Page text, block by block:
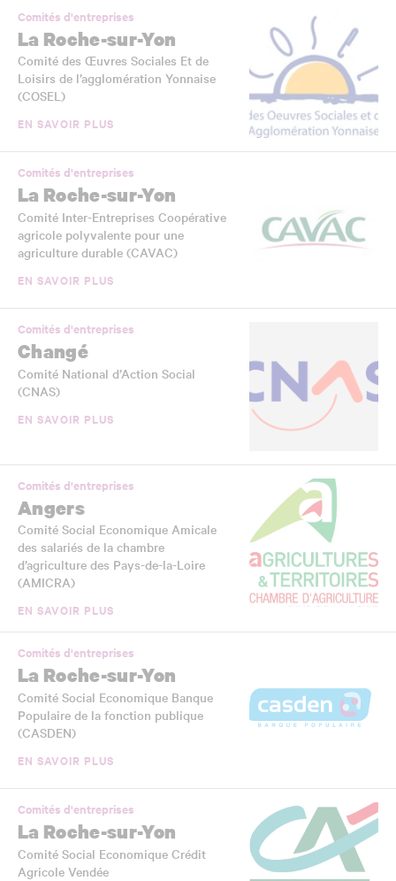
Comités d'entreprises
La Roche-sur-Yon
Comité des Œuvres Sociales Et de
Loisirs de l’agglomération Yonnaise
(COSEL)
EN SAVOIR PLUS
Comités d'entreprises
La Roche-sur-Yon
Comité Inter-Entreprises Coopérative
agricole polyvalente pour une
agriculture durable (CAVAC)
EN SAVOIR PLUS
Comités d'entreprises
Changé
Comité National d’Action Social
(CNAS)
EN SAVOIR PLUS
Comités d'entreprises
Angers
Comité Social Economique Amicale
des salariés de la chambre
d’agriculture des Pays-de-la-Loire
(AMICRA)
EN SAVOIR PLUS
Comités d'entreprises
La Roche-sur-Yon
Comité Social Economique Banque
Populaire de la fonction publique
(CASDEN)
EN SAVOIR PLUS
Comités d'entreprises
La Roche-sur-Yon
Comité Social Economique Crédit
Agricole Vendée